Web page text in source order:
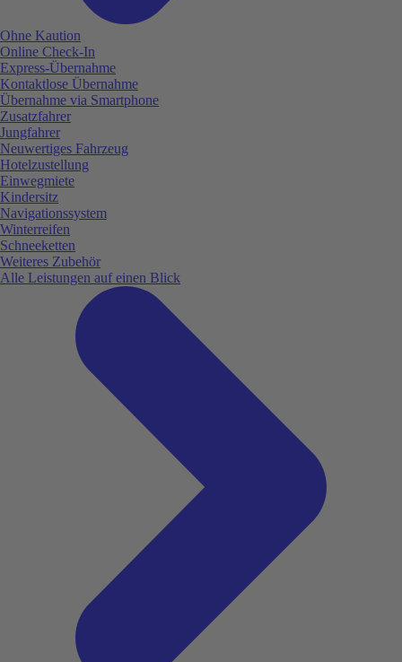
Ohne Kaution
Online Check-In
Express-Übernahme
Kontaktlose Übernahme
Übernahme via Smartphone
Zusatzfahrer
Jungfahrer
Neuwertiges Fahrzeug
Hotelzustellung
Einwegmiete
Kindersitz
Navigationssystem
Winterreifen
Schneeketten
Weiteres Zubehör
Alle Leistungen auf einen Blick